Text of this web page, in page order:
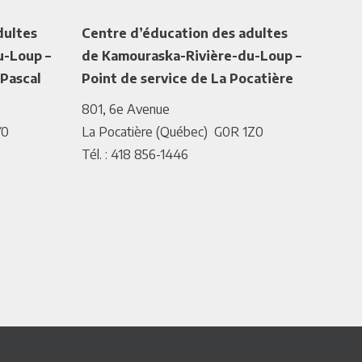
Loup –
Centre d’éducation des adultes
de Kamouraska-Rivière-du-Loup –
Point de service de La Pocatière
801, 6e Avenue
La Pocatière (Québec) G0R 1Z0
Tél. : 418 856-1446